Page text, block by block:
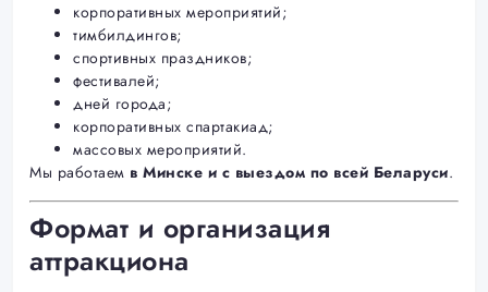
корпоративных мероприятий;
тимбилдингов;
спортивных праздников;
фестивалей;
дней города;
корпоративных спартакиад;
массовых мероприятий.
Мы работаем в Минске и с выездом по всей Беларуси.
Формат и организация
аттракциона